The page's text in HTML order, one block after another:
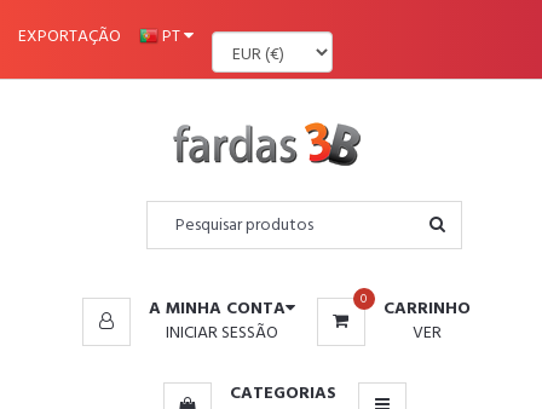
EXPORTAÇÃO PT
A MINHA CONTA
INICIAR SESSÃO
0
CARRINHO
VER
CATEGORIAS
MENU